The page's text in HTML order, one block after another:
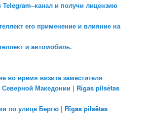
и получи лицензию
его применение и влияние на
и автомобиль.
во время визита заместителя
Македонии | Rīgas pilsētas
по улице Бергю | Rīgas pilsētas